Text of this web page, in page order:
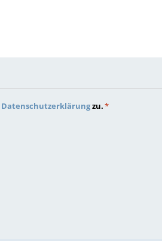
Datenschutzerklärungzu.*